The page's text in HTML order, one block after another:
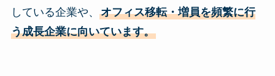
している企業や、 オフィス移転・増員を頻繁に行
う成長企業に向いています。